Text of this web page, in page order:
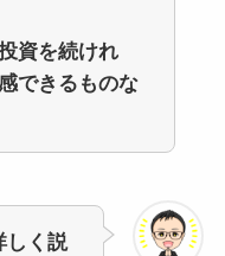
資を続けれ
できるものな
しく説